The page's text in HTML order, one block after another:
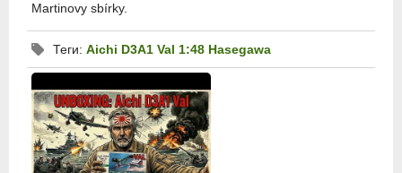
Martinovy sbírky.
Теги: Aichi D3A1 Val 1:48 Hasegawa